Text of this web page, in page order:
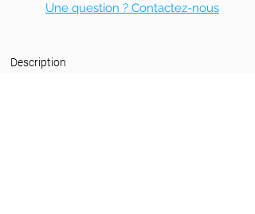
Une question ? Contactez-nous
Description